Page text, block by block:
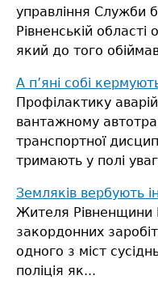
управління Служби
Рівненській
який до того
А п’яні собі
Профілактику
вантажному
транспортної
тримають у полі
Земляків вербують
Жителя Рівненщини
закордонних
одного з міст
поліція як...